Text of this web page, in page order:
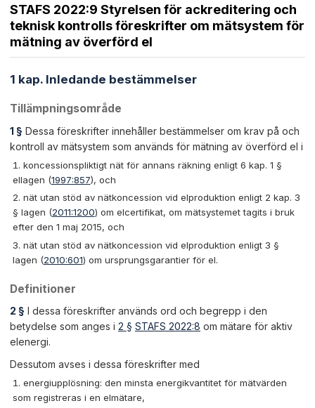
STAFS 2022:9 Styrelsen för ackreditering och
teknisk kontrolls föreskrifter om mätsystem för
mätning av överförd el
1 kap. Inledande bestämmelser
Tillämpningsområde
1 § Dessa föreskrifter innehåller bestämmelser om krav på och
kontroll av mätsystem som används för mätning av överförd el i
koncessionspliktigt nät för annans räkning enligt 6 kap. 1 §
ellagen (1997:857), och
nät utan stöd av nätkoncession vid elproduktion enligt 2 kap. 3
§ lagen (2011:1200) om elcertifikat, om mätsystemet tagits i bruk
efter den 1 maj 2015, och
nät utan stöd av nätkoncession vid elproduktion enligt 3 §
lagen (2010:601) om ursprungsgarantier för el.
Definitioner
2 § I dessa föreskrifter används ord och begrepp i den
betydelse som anges i 2 § STAFS 2022:8 om mätare för aktiv
elenergi.
Dessutom avses i dessa föreskrifter med
energiupplösning: den minsta energikvantitet för mätvärden
som registreras i en elmätare,